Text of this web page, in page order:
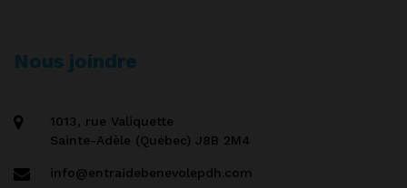
Nous joindre
1013, rue Valiquette
Sainte-Adèle (Québec) J8B 2M4
info@entraidebenevolepdh.com